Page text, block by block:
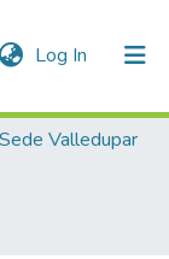
Log In (current)
Sede Valledupar